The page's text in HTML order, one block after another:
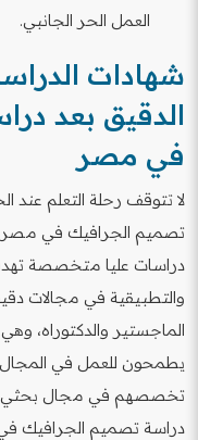
العمل الحر الجانبي.
شهادات
الدقيق بعد
في مصر
لا تتوقف رحلة التعلم
تصميم الجرافيك في مصر،
دراسات عليا متخصصة
والتطبيقية في مجالات
الماجستير والدكتوراه،
يطمحون للعمل في المجال
تخصصهم في مجال بحثي
دراسة تصميم الجرافيك في